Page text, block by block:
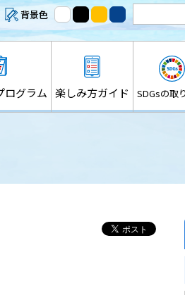
背景色
ログラム 楽しみ方ガイド SDGsの取